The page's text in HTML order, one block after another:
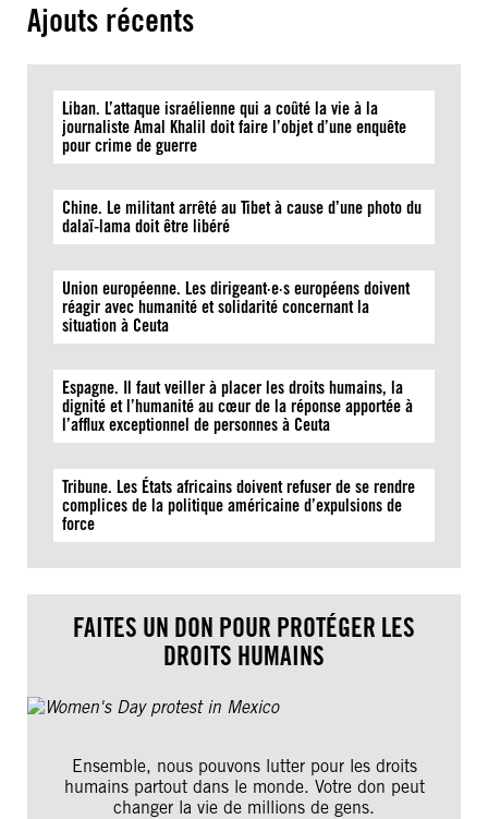
Ajouts récents
Liban. L’attaque israélienne qui a coûté la vie à la
journaliste Amal Khalil doit faire l’objet d’une enquête
pour crime de guerre
Chine. Le militant arrêté au Tibet à cause d’une photo du
dalaï-lama doit être libéré
Union européenne. Les dirigeant·e·s européens doivent
réagir avec humanité et solidarité concernant la
situation à Ceuta
Espagne. Il faut veiller à placer les droits humains, la
dignité et l’humanité au cœur de la réponse apportée à
l’afflux exceptionnel de personnes à Ceuta
Tribune. Les États africains doivent refuser de se rendre
complices de la politique américaine d’expulsions de
force
FAITES UN DON POUR PROTÉGER LES
DROITS HUMAINS
Ensemble, nous pouvons lutter pour les droits
humains partout dans le monde. Votre don peut
changer la vie de millions de gens.